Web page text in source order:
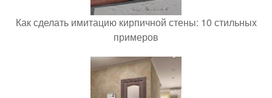
Как сделать имитацию кирпичной стены: 10 стильных
примеров